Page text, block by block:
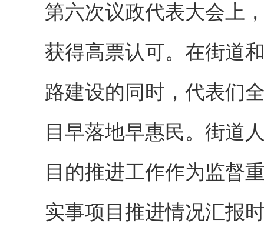
第六次议政代表大会上
获得高票认可。在街道
路建设的同时，代表们
目早落地早惠民。街道
目的推进工作作为监督
实事项目推进情况汇报